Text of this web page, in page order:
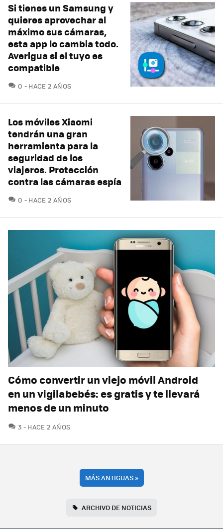
Si tienes un Samsung y
quieres aprovechar al
máximo sus cámaras,
esta app lo cambia todo.
Averigua si el tuyo es
compatible
0 COMENTARIOS
HACE 2 AÑOS
Los móviles Xiaomi
tendrán una gran
herramienta para la
seguridad de los
viajeros. Protección
contra las cámaras espía
0 COMENTARIOS
HACE 2 AÑOS
Cómo convertir un viejo móvil Android
en un vigilabebés: es gratis y te llevará
menos de un minuto
3 COMENTARIOS
HACE 2 AÑOS
MÁS ANTIGUAS»
ARCHIVO DE NOTICIAS